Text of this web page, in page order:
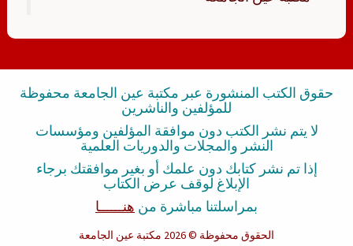
حقوق الكتب المنشورة عبر مكتبة عين الجامعة محفوظة
للمؤلفين والناشرين
لا يتم نشر الكتب دون موافقة المؤلفين ومؤسسات
النشر والمجلات والدوريات العلمية
إذا تم نشر كتابك دون علمك أو بغير موافقتك برجاء
الإبلاغ لوقف عرض الكتاب
بمراسلتنا مباشرة من هنــــــا
الحقوق محفوظة © 2026 مكتبة عين الجامعة